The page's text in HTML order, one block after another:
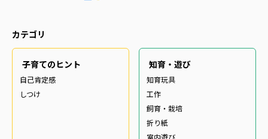
カテゴリ
子育てのヒント
自己肯定感
しつけ
知育・遊び
知育玩具
工作
飼育・栽培
折り紙